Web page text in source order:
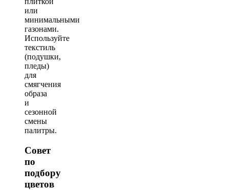
или
минимальными
газонами.
Используйте
текстиль
(подушки,
пледы)
для
смягчения
образа
и
сезонной
смены
палитры.
Совет
по
подбору
цветов